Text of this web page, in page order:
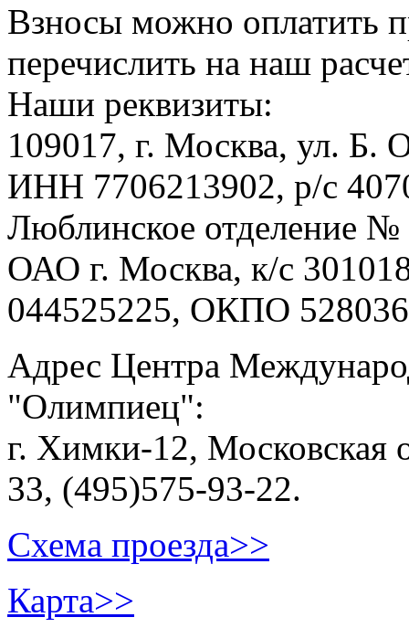
Взносы можно оплатить
перечислить на наш
Наши реквизиты:
109017, г. Москва, ул.
ИНН 7706213902, р/с
Люблинское отделение №
ОАО г. Москва, к/с
044525225, ОКПО
Адрес Центра
"Олимпиец":
г. Химки-12, Московская
33, (495)575-93-22.
Схема проезда>>
Карта>>